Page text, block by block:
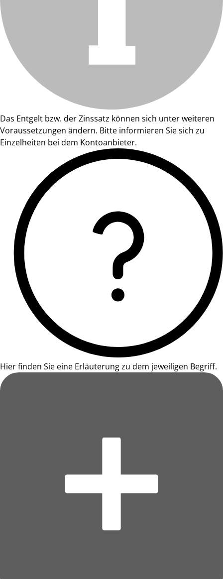
Das Entgelt bzw. der Zinssatz können sich unter weiteren
Voraussetzungen ändern. Bitte informieren Sie sich zu
Einzelheiten bei dem Kontoanbieter.
Hier finden Sie eine Erläuterung zu dem jeweiligen Begriff.